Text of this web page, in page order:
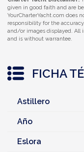
given in good faith and are
YourCharterYacht.com does
responsibility for the
and/or images displayed. All
and is without warrantee.
FICHA
Astillero
Año
Eslora